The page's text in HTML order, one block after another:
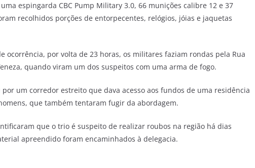
espingarda CBC Pump Military 3.0, 66 munições calibre 12 e 37
recolhidos porções de entorpecentes, relógios, jóias e jaquetas
ocorrência, por volta de 23 horas, os militares faziam rondas pela Rua
quando viram um dos suspeitos com uma arma de fogo.
um corredor estreito que dava acesso aos fundos de uma residência
que também tentaram fugir da abordagem.
que o trio é suspeito de realizar roubos na região há dias
apreendido foram encaminhados à delegacia.